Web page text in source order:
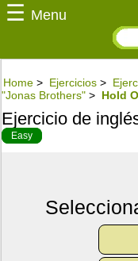
☰ Menu
Home > Ejercicios >
"Jonas Brothers" > Hold
Ejercicio de
Easy